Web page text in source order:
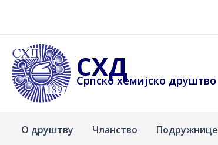
СХД
Српско хемијско друштво
О друштву Чланство Подружнице